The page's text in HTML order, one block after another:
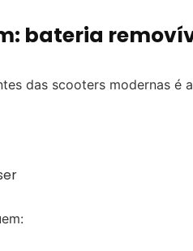
bateria
das scooters modernas é